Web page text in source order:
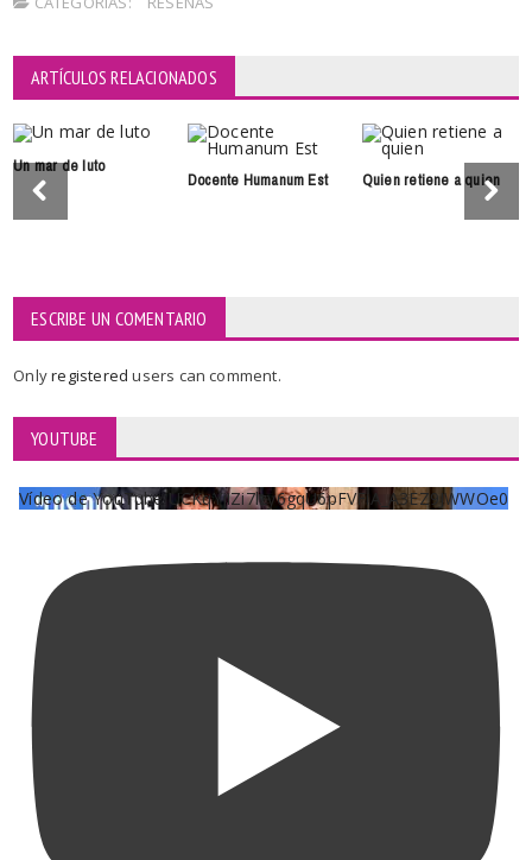
ARTÍCULOS RELACIONADOS
Un mar de luto
Docente Humanum Est Quien retiene a quien
ESCRIBE UN COMENTARIO
Onlyregisteredusers can comment.
YOUTUBE
Vídeo de YouTube UCKqYjiZi7lzy6gqU6pFVFiA_A3EZ9JWWOe0